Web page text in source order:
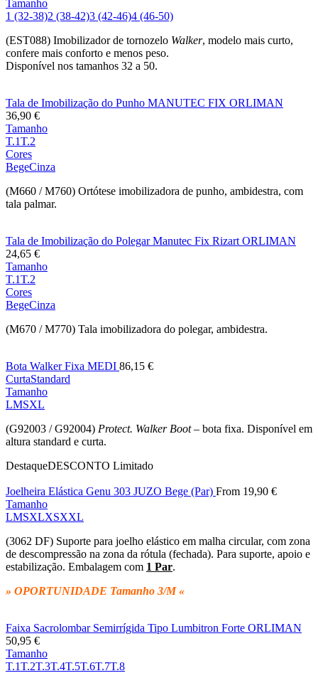
Tamanho
1 (32-38)2 (38-42)3 (42-46)4 (46-50)
(EST088) Imobilizador de tornozelo Walker, modelo mais curto,
confere mais conforto e menos peso.
Disponível nos tamanhos 32 a 50.
Tala de Imobilização do Punho MANUTEC FIX ORLIMAN
36,90 €
Tamanho
T.1T.2
Cores
BegeCinza
(M660 / M760) Ortótese imobilizadora de punho, ambidestra, com
tala palmar.
Tala de Imobilização do Polegar Manutec Fix Rizart ORLIMAN
24,65 €
Tamanho
T.1T.2
Cores
BegeCinza
(M670 / M770) Tala imobilizadora do polegar, ambidestra.
Bota Walker Fixa MEDI 86,15 €
CurtaStandard
Tamanho
LMSXL
(G92003 / G92004) Protect. Walker Boot– bota fixa. Disponível em
altura standard e curta.
DestaqueDESCONTO Limitado
Joelheira Elástica Genu 303 JUZO Bege (Par) From 19,90 €
Tamanho
LMSXLXSXXL
(3062 DF) Suporte para joelho elástico em malha circular, com zona
de descompressão na zona da rótula (fechada). Para suporte, apoio e
estabilização. Embalagem com 1 Par.
» OPORTUNIDADE Tamanho 3/M «
Faixa Sacrolombar Semirrígida Tipo Lumbitron Forte ORLIMAN
50,95 €
Tamanho
T.1T.2T.3T.4T.5T.6T.7T.8